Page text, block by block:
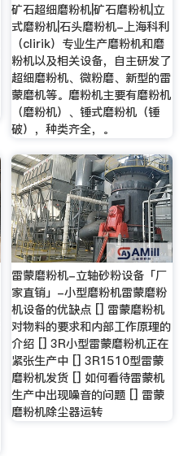
矿石超细磨粉机|矿石磨粉机|立
式磨粉机|石头磨粉机-上海科利
（clirik）专业生产磨粉机和磨
粉机以及相关设备，自主研发了
超细磨粉机、微粉磨、新型的雷
蒙磨机等。磨粉机主要有磨粉机
（磨粉机）、锤式磨粉机（锤
破），种类齐全，。
雷蒙磨粉机-立轴砂粉设备「厂
家直销」-小型磨粉机雷蒙磨粉
机设备的优缺点 [] 雷蒙磨粉机
对物料的要求和内部工作原理的
介绍 [] 3R小型雷蒙磨粉机正在
紧张生产中 [] 3R1510型雷蒙
磨粉机发货 [] 如何看待雷蒙机
生产中出现噪音的问题 [] 雷蒙
磨粉机除尘器运转